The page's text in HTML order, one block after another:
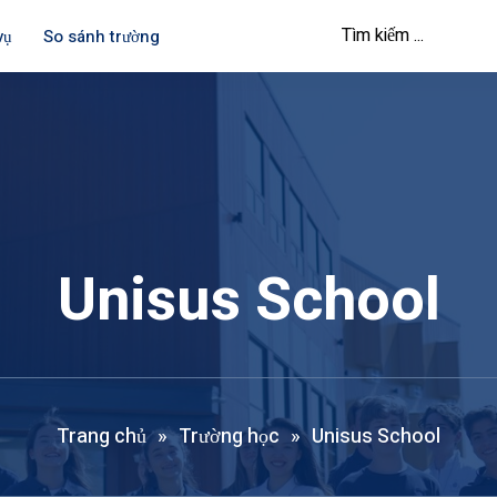
So sánh trường
Unisus School
Trang chủ » Trường học » Unisus School